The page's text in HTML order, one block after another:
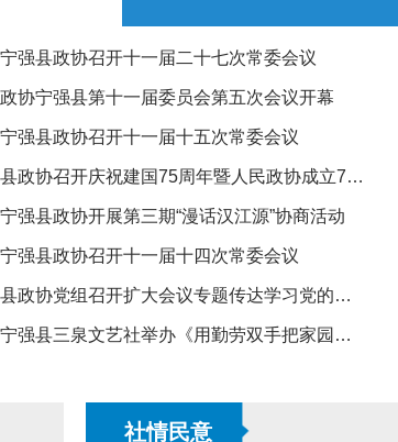
宁强县政协召开十一届二十七次常委会议
政协宁强县第十一届委员会第五次会议开幕
宁强县政协召开十一届十五次常委会议
县政协召开庆祝建国75周年暨人民政协成立75周年政协委员履职座谈会
宁强县政协开展第三期“漫话汉江源”协商活动
宁强县政协召开十一届十四次常委会议
县政协党组召开扩大会议专题传达学习党的二十届三中全会精神
宁强县三泉文艺社举办《用勤劳双手把家园建设得更加美丽》征文颁奖活动
社情民意